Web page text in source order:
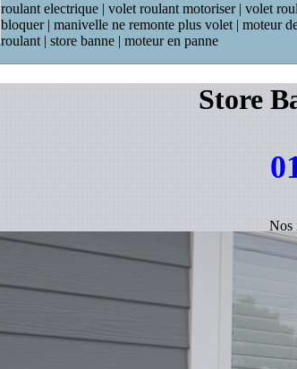
roulant electrique | volet roulant motoriser | volet
bloquer | manivelle ne remonte plus volet | moteur
roulant | store banne | moteur en panne
Store
Nos